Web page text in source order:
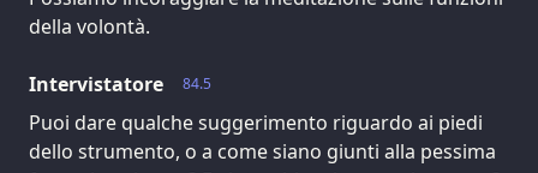
della volontà.
84.5
Intervistatore
Puoi dare qualche suggerimento riguardo ai piedi
dello strumento, o a come siano giunti alla pessima